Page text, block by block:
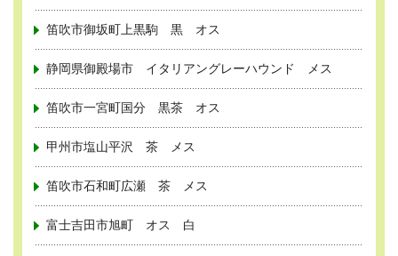
笛吹市御坂町上黒駒 黒 オス
静岡県御殿場市 イタリアングレーハウンド メス
笛吹市一宮町国分 黒茶 オス
甲州市塩山平沢 茶 メス
笛吹市石和町広瀬 茶 メス
富士吉田市旭町 オス 白